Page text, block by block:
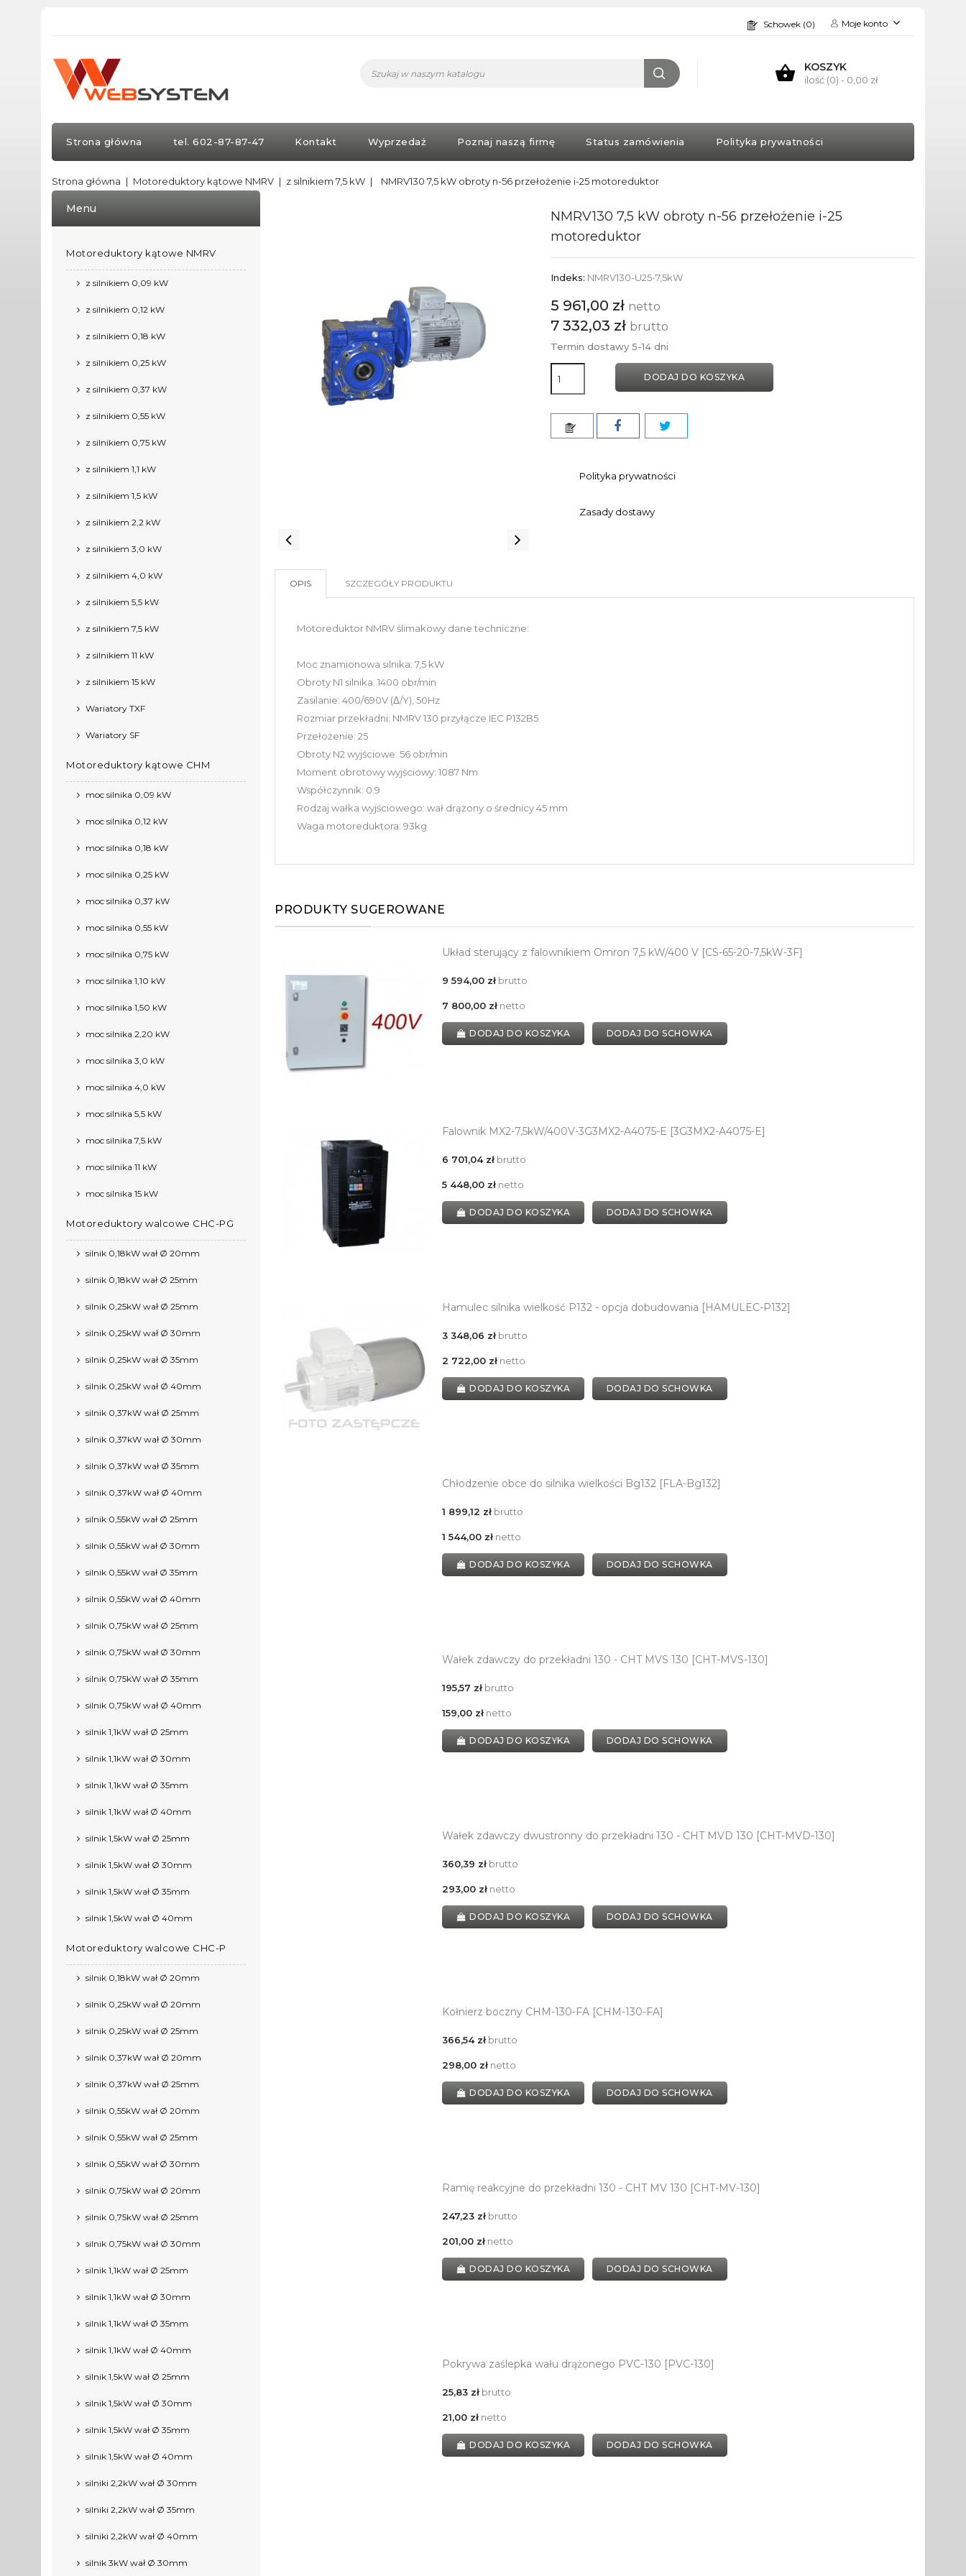
Schowek (0) Moje konto
KOSZYK
ilość (0) - 0,00 zł
Strona główna tel. 602-87-87-47 Kontakt Wyprzedaż Poznaj naszą firmę Status zamówienia Polityka prywatności
Strona główna Motoreduktory kątowe NMRV z silnikiem 7,5 kW NMRV130 7,5 kW obroty n-56 przełożenie i-25 motoreduktor
Menu
Motoreduktory kątowe NMRV
z silnikiem 0,09 kW
z silnikiem 0,12 kW
z silnikiem 0,18 kW
z silnikiem 0,25 kW
z silnikiem 0,37 kW
z silnikiem 0,55 kW
z silnikiem 0,75 kW
z silnikiem 1,1 kW
z silnikiem 1,5 kW
z silnikiem 2,2 kW
z silnikiem 3,0 kW
z silnikiem 4,0 kW
z silnikiem 5,5 kW
z silnikiem 7,5 kW
z silnikiem 11 kW
z silnikiem 15 kW
Wariatory TXF
Wariatory SF
Motoreduktory kątowe CHM
moc silnika 0,09 kW
moc silnika 0,12 kW
moc silnika 0,18 kW
moc silnika 0,25 kW
moc silnika 0,37 kW
moc silnika 0,55 kW
moc silnika 0,75 kW
moc silnika 1,10 kW
moc silnika 1,50 kW
moc silnika 2,20 kW
moc silnika 3,0 kW
moc silnika 4,0 kW
moc silnika 5,5 kW
moc silnika 7,5 kW
moc silnika 11 kW
moc silnika 15 kW
Motoreduktory walcowe CHC-PG
silnik 0,18kW wał Ø 20mm
silnik 0,18kW wał Ø 25mm
silnik 0,25kW wał Ø 25mm
silnik 0,25kW wał Ø 30mm
silnik 0,25kW wał Ø 35mm
silnik 0,25kW wał Ø 40mm
silnik 0,37kW wał Ø 25mm
silnik 0,37kW wał Ø 30mm
silnik 0,37kW wał Ø 35mm
silnik 0,37kW wał Ø 40mm
silnik 0,55kW wał Ø 25mm
silnik 0,55kW wał Ø 30mm
silnik 0,55kW wał Ø 35mm
silnik 0,55kW wał Ø 40mm
silnik 0,75kW wał Ø 25mm
silnik 0,75kW wał Ø 30mm
silnik 0,75kW wał Ø 35mm
silnik 0,75kW wał Ø 40mm
silnik 1,1kW wał Ø 25mm
silnik 1,1kW wał Ø 30mm
silnik 1,1kW wał Ø 35mm
silnik 1,1kW wał Ø 40mm
silnik 1,5kW wał Ø 25mm
silnik 1,5kW wał Ø 30mm
silnik 1,5kW wał Ø 35mm
silnik 1,5kW wał Ø 40mm
Motoreduktory walcowe CHC-P
silnik 0,18kW wał Ø 20mm
silnik 0,25kW wał Ø 20mm
silnik 0,25kW wał Ø 25mm
silnik 0,37kW wał Ø 20mm
silnik 0,37kW wał Ø 25mm
silnik 0,55kW wał Ø 20mm
silnik 0,55kW wał Ø 25mm
silnik 0,55kW wał Ø 30mm
silnik 0,75kW wał Ø 20mm
silnik 0,75kW wał Ø 25mm
silnik 0,75kW wał Ø 30mm
silnik 1,1kW wał Ø 25mm
silnik 1,1kW wał Ø 30mm
silnik 1,1kW wał Ø 35mm
silnik 1,1kW wał Ø 40mm
silnik 1,5kW wał Ø 25mm
silnik 1,5kW wał Ø 30mm
silnik 1,5kW wał Ø 35mm
silnik 1,5kW wał Ø 40mm
silniki 2,2kW wał Ø 30mm
silniki 2,2kW wał Ø 35mm
silniki 2,2kW wał Ø 40mm
silnik 3kW wał Ø 30mm
NMRV130 7,5 kW obroty n-56 przełożenie i-25
motoreduktor
Indeks: NMRV130-U25-7,5kW
5 961,00 zł netto
7 332,03 zł brutto
Termin dostawy 5-14 dni
DODAJ DO KOSZYKA
Polityka prywatności
Zasady dostawy
OPIS SZCZEGÓŁY PRODUKTU
Motoreduktor NMRV ślimakowy dane techniczne:
Moc znamionowa silnika: 7,5 kW
Obroty N1 silnika: 1400 obr/min
Zasilanie: 400/690V (Δ/Y), 50Hz
Rozmiar przekładni: NMRV 130 przyłącze IEC P132B5
Przełożenie: 25
Obroty N2 wyjściowe: 56 obr/min
Moment obrotowy wyjściowy: 1087 Nm
Współczynnik: 0.9
Rodzaj wałka wyjściowego: wał drążony o średnicy 45 mm
Waga motoreduktora: 93kg
PRODUKTY SUGEROWANE
Układ sterujący z falownikiem Omron 7,5 kW/400 V [CS-65-20-7,5kW-3F]
9 594,00 złbrutto
7 800,00 złnetto
DODAJ DO KOSZYKA DODAJ DO SCHOWKA
Falownik MX2-7,5kW/400V-3G3MX2-A4075-E [3G3MX2-A4075-E]
6 701,04 złbrutto
5 448,00 złnetto
DODAJ DO KOSZYKA DODAJ DO SCHOWKA
Hamulec silnika wielkość P132 - opcja dobudowania [HAMULEC-P132]
3 348,06 złbrutto
2 722,00 złnetto
DODAJ DO KOSZYKA DODAJ DO SCHOWKA
Chłodzenie obce do silnika wielkości Bg132 [FLA-Bg132]
1 899,12 złbrutto
1 544,00 złnetto
DODAJ DO KOSZYKA DODAJ DO SCHOWKA
Wałek zdawczy do przekładni 130 - CHT MVS 130 [CHT-MVS-130]
195,57 złbrutto
159,00 złnetto
DODAJ DO KOSZYKA DODAJ DO SCHOWKA
Wałek zdawczy dwustronny do przekładni 130 - CHT MVD 130 [CHT-MVD-130]
360,39 złbrutto
293,00 złnetto
DODAJ DO KOSZYKA DODAJ DO SCHOWKA
Kołnierz boczny CHM-130-FA [CHM-130-FA]
366,54 złbrutto
298,00 złnetto
DODAJ DO KOSZYKA DODAJ DO SCHOWKA
Ramię reakcyjne do przekładni 130 - CHT MV 130 [CHT-MV-130]
247,23 złbrutto
201,00 złnetto
DODAJ DO KOSZYKA DODAJ DO SCHOWKA
Pokrywa zaślepka wału drążonego PVC-130 [PVC-130]
25,83 złbrutto
21,00 złnetto
DODAJ DO KOSZYKA DODAJ DO SCHOWKA